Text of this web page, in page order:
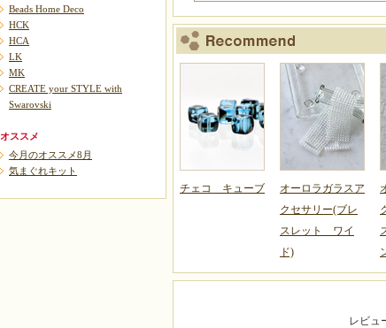
チェコ キューブ
オーロラガラスア
クセサリー(ブレ
スレット ワイ
ド)
レビュ
Beads Home Deco
HCK
HCA
LK
MK
CREATE your STYLE with
Swarovski
オススメ
今月のオススメ8月
気まぐれキット